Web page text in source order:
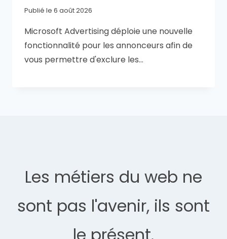
Publié le 6 août 2026
Microsoft Advertising déploie une nouvelle
fonctionnalité pour les annonceurs afin de
vous permettre d'exclure les…
Les métiers du web ne
sont pas l'avenir, ils sont